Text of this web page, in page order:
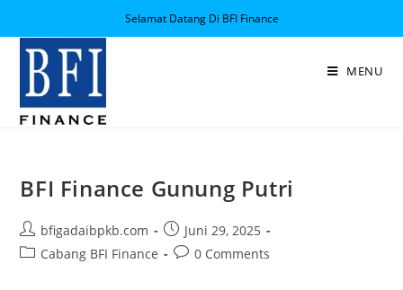
Selamat Datang Di BFI Finance
MENU
BFI Finance Gunung Putri
bfigadaibpkb.com
Juni 29, 2025
Cabang BFI Finance
0 Comments